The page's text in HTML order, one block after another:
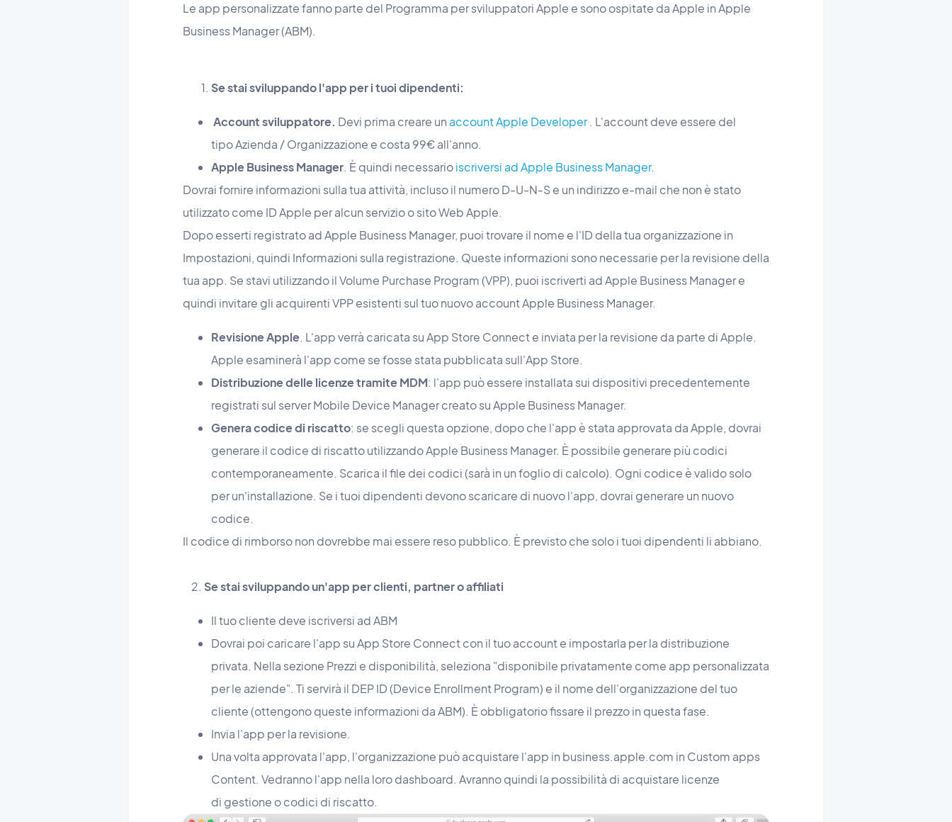
Le app personalizzate fanno parte del Programma per sviluppatori Apple e sono ospitate da Apple in Apple
Business Manager (ABM).
Se stai sviluppando l'app per i tuoi dipendenti:
Account sviluppatore. Devi prima creare un account Apple Developer. L'account deve essere del
tipo Azienda / Organizzazione e costa 99€ all'anno.
Apple Business Manager. È quindi necessarioiscriversi ad Apple Business Manager.
Dovrai fornire informazioni sulla tua attività, incluso il numero D-U-N-S e un indirizzo e-mail che non è stato
utilizzato come ID Apple per alcun servizio o sito Web Apple.
Dopo esserti registrato ad Apple Business Manager, puoi trovare il nome e l'ID della tua organizzazione in
Impostazioni, quindi Informazioni sulla registrazione. Queste informazioni sono necessarie per la revisione della
tua app. Se stavi utilizzando il Volume Purchase Program (VPP), puoi iscriverti ad Apple Business Manager e
quindi invitare gli acquirenti VPP esistenti sul tuo nuovo account Apple Business Manager.
Revisione Apple. L'app verrà caricata su App Store Connect e inviata per la revisione da parte di Apple.
Apple esaminerà l'app come se fosse stata pubblicata sull'App Store.
Distribuzione delle licenze tramite MDM: l'app può essere installata sui dispositivi precedentemente
registrati sul server Mobile Device Manager creato su Apple Business Manager.
Genera codice di riscatto: se scegli questa opzione, dopo che l'app è stata approvata da Apple, dovrai
generare il codice di riscatto utilizzando Apple Business Manager. È possibile generare più codici
contemporaneamente. Scarica il file dei codici (sarà in un foglio di calcolo). Ogni codice è valido solo
per un'installazione. Se i tuoi dipendenti devono scaricare di nuovo l'app, dovrai generare un nuovo
codice.
Il codice di rimborso non dovrebbe mai essere reso pubblico. È previsto che solo i tuoi dipendenti li abbiano.
2. Se stai sviluppando un'app per clienti, partner o affiliati​
Il tuo cliente deve iscriversi ad ABM
Dovrai poi caricare l'app su App Store Connect con il tuo account e impostarla per la distribuzione
privata. Nella sezione Prezzi e disponibilità, seleziona "disponibile privatamente come app personalizzata
per le aziende". Ti servirà il DEP ID (Device Enrollment Program) e il nome dell'organizzazione del tuo
cliente (ottengono queste informazioni da ABM). È obbligatorio fissare il prezzo in questa fase.
Invia l'app per la revisione.
Una volta approvata l'app, l'organizzazione può acquistare l'app in business.apple.com in Custom apps
Content. Vedranno l'app nella loro dashboard. Avranno quindi la possibilità di acquistare licenze
di gestione o codici di riscatto.